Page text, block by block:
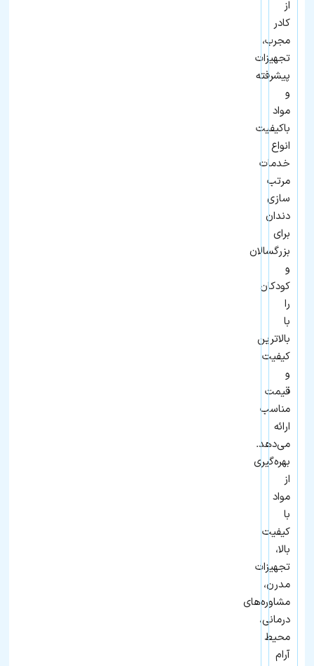
از
کادر
مجرب،
تجهیزات
پیشرفته
و
مواد
باکیفیت
انواع
خدمات
مرتب
سازی
دندان
برای
بزرگسالان
و
کودکان
را
با
بالاترین
کیفیت
و
قیمت
مناسب
ارائه
می‌دهد.
بهره‌گیری
از
مواد
با
کیفیت
بالا،
تجهیزات
مدرن،
مشاوره‌های
درمانی،
محیط
آرام